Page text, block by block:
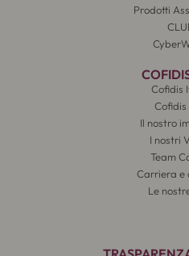
Prodotti
Cofidis
Cofidis
Il nostro
I nostri
Team
Carriera e
Le